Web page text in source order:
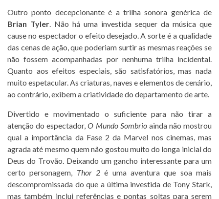
Outro ponto decepcionante é a trilha sonora genérica de
Brian Tyler. Não há uma investida sequer da música que
cause no espectador o efeito desejado. A sorte é a qualidade
das cenas de ação, que poderiam surtir as mesmas reações se
não fossem acompanhadas por nenhuma trilha incidental.
Quanto aos efeitos especiais, são satisfatórios, mas nada
muito espetacular. As criaturas, naves e elementos de cenário,
ao contrário, exibem a criatividade do departamento de arte.
Divertido e movimentado o suficiente para não tirar a
atenção do espectador,O Mundo Sombrioainda não mostrou
qual a importância da Fase 2 da Marvel nos cinemas, mas
agrada até mesmo quem não gostou muito do longa inicial do
Deus do Trovão. Deixando um gancho interessante para um
certo personagem, Thor 2 é uma aventura que soa mais
descompromissada do que a última investida de Tony Stark,
mas também inclui referências e pontas soltas para serem